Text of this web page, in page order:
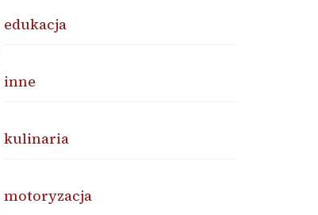
edukacja
inne
kulinaria
motoryzacja